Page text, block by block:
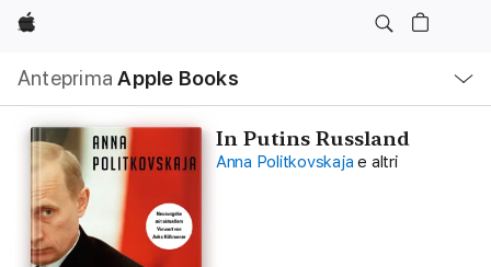
Apple
Anteprima Apple Books
locale
Apri
Menu
In Putins Russland
Anna Politkovskaja e altri